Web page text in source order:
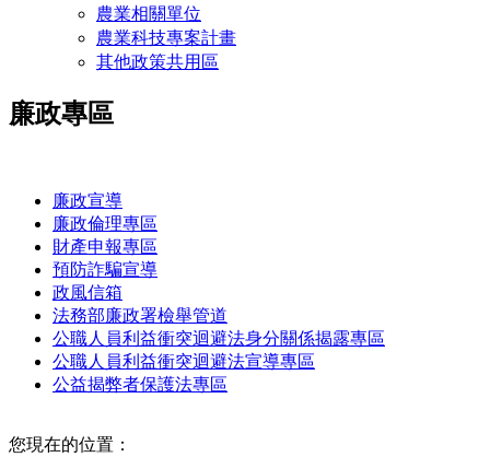
農業相關單位
農業科技專案計畫
其他政策共用區
廉政專區
廉政宣導
廉政倫理專區
財產申報專區
預防詐騙宣導
政風信箱
法務部廉政署檢舉管道
公職人員利益衝突迴避法身分關係揭露專區
公職人員利益衝突迴避法宣導專區
公益揭弊者保護法專區
您現在的位置：